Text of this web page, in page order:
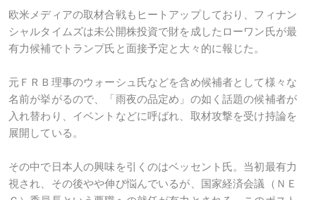
欧米メディアの取材合戦もヒートアップしており、フィナン
シャルタイムズは未公開株投資で財を成したローワン氏が最
有力候補でトランプ氏と面接予定と大々的に報じた。
元ＦＲＢ理事のウォーシュ氏などを含め候補者として様々な
名前が挙がるので、「雨夜の品定め」の如く話題の候補者が
入れ替わり、イベントなどに呼ばれ、取材攻撃を受け持論を
展開している。
その中で日本人の興味を引くのはベッセント氏。当初最有力
視され、その後やや伸び悩んでいるが、国家経済会議（ＮＥ